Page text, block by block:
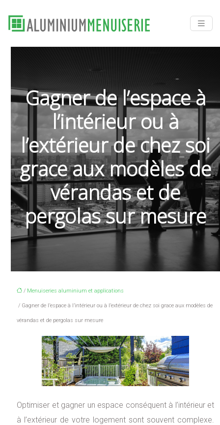
Gagner de l’espace à
l’intérieur ou à
l’extérieur de chez soi
grace aux modèles de
vérandas et de
pergolas sur mesure
/ Menuiseries aluminium et applications
/ Gagner de l’espace à l’intérieur ou à l’extérieur de chez soi grace aux modèles de
vérandas et de pergolas sur mesure
Optimiser et gagner un espace conséquent à l’intérieur et
à l’extérieur de votre logement sont souvent complexe.